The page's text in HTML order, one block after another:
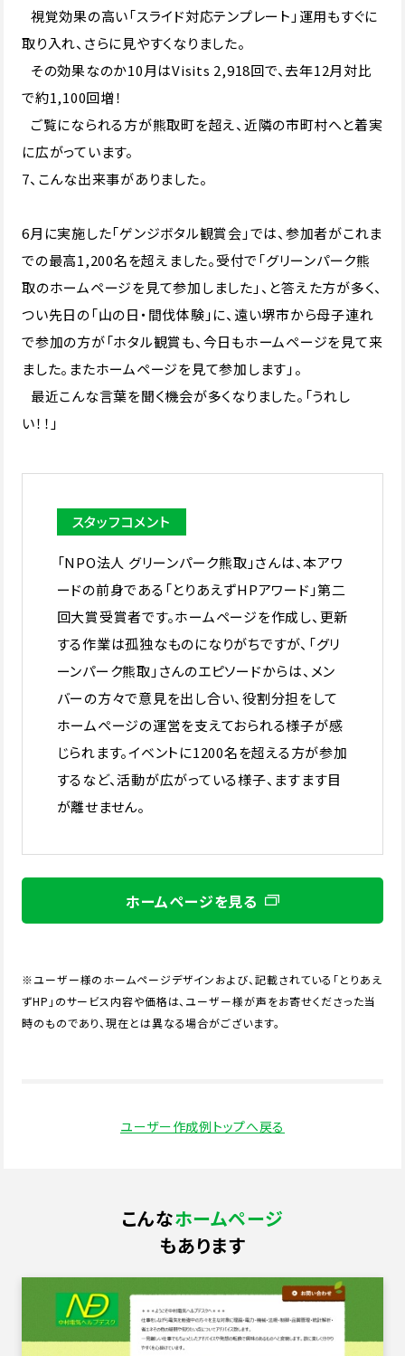
視覚効果の高い「スライド対応テンプレート」運用もすぐに
取り入れ、さらに見やすくなりました。
その効果なのか10月はVisits 2,918回で、去年12月対比
で約1,100回増！
ご覧になられる方が熊取町を超え、近隣の市町村へと着実
に広がっています。
7、こんな出来事がありました。
6月に実施した「ゲンジボタル観賞会」では、参加者がこれま
での最高1,200名を超えました。受付で「グリーンパーク熊
取のホームページを見て参加しました」、と答えた方が多く、
つい先日の「山の日・間伐体験」に、遠い堺市から母子連れ
で参加の方が「ホタル観賞も、今日もホームページを見て来
ました。またホームページを見て参加します」。
最近こんな言葉を聞く機会が多くなりました。「うれし
い！！」
スタッフコメント
「NPO法人 グリーンパーク熊取」さんは、本アワ
ードの前身である「とりあえずHPアワード」第二
回大賞受賞者です。ホームページを作成し、更新
する作業は孤独なものになりがちですが、「グリ
ーンパーク熊取」さんのエピソードからは、メン
バーの方々で意見を出し合い、役割分担をして
ホームページの運営を支えておられる様子が感
じられます。イベントに1200名を超える方が参加
するなど、活動が広がっている様子、ますます目
が離せません。
ホームページを見る
※ユーザー様のホームページデザインおよび、記載されている「とりあえ
ずHP」のサービス内容や価格は、ユーザー様が声をお寄せくださった当
時のものであり、現在とは異なる場合がございます。
ユーザー作成例トップへ戻る
こんなホームページ
もあります